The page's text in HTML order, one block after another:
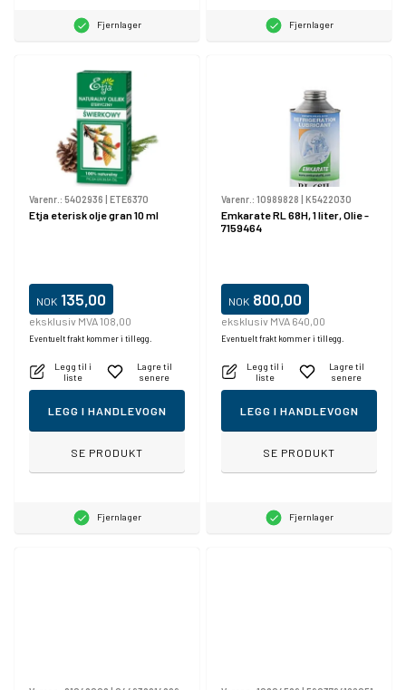
Fjernlager Fjernlager
Varenr.: 5402936 | ETE6370
Etja eterisk olje gran 10 ml
NOK 135,00
eksklusiv MVA 108,00
Eventuelt frakt kommer i tillegg.
Legg til i
liste
Lagre til
senere
LEGG I HANDLEVOGN
SE PRODUKT
Fjernlager
Varenr.: 10989828 | K5422030
Emkarate RL 68H, 1 liter, Olie -
7159464
NOK 800,00
eksklusiv MVA 640,00
Eventuelt frakt kommer i tillegg.
Legg til i
liste
Lagre til
senere
LEGG I HANDLEVOGN
SE PRODUKT
Fjernlager